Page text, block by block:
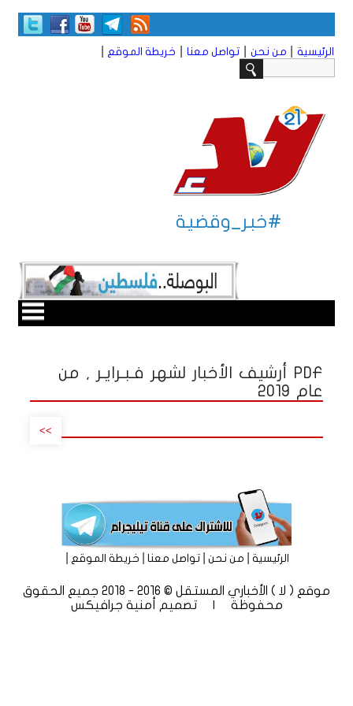
الرئيسية من نحن تواصل معنا خريطة الموقع
#خبر_وقضية
PDF أرشيف الأخبار لشهر فـبـرايـر , من
عام 2019
>>
الرئيسية|من نحن|تواصل معنا|خريطة الموقع
موقع ( لا ) الأخباري المستقل © 2016 - 2018 جميع الحقوق
محفوظة | تصميم
أمنية جرافيكس